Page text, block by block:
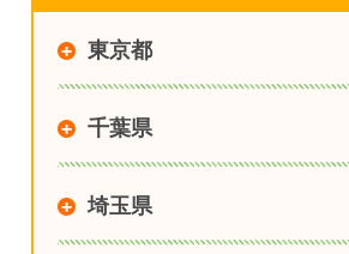
東京都
千葉県
埼玉県